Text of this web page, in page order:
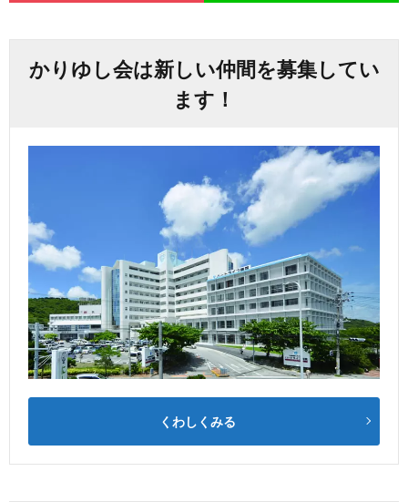
かりゆし会は新しい仲間を募集してい
ます！
くわしくみる